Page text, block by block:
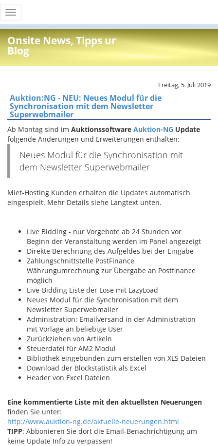
Toggle
navigation
Onsite News, Tipps und Info
Blog
Freitag, 5. Juli 2019
Auktion:NG - NEU: Neues Modul für die
Synchronisation mit dem Newsletter
Superwebmailer
Ab Montag sind im Auktionssoftware Auktion-NG Update
folgende Änderungen und Erweiterungen enthalten:
Neues Modul für die Synchronisation mit
dem Newsletter Superwebmailer
Miet-Hosting Kunden erhalten die Updates automatisch
eingespielt. Mehr Details siehe Langtext unten.
Live Bidding - nur Vorgebote ab 24 Stunden vor
Beginn der Veranstaltung werden im Panel angezeigt
Direkte Berechnung des Aufgeldes bei der Eingabe
Zahlungschnittstelle PostFinance
Währungumrechnung zur Übergabe an Postfinance
möglich
Live-Bidding Liste der Lose mit LazyLoad
Neues Modul für die Synchronisation mit dem
Newsletter Superwebmailer
Administration: Emailversand in der Administration
mit Vorlage an beliebige User
Zurückziehen von Artikeln
Steuerdatei für AM2 Modul
Bibliothek eingebunden zum erstellen von XLS Dateien
Download der Blockstatistik als Excel
Header von Excel Dateien
Eine kommentierte Liste mit den aktuellsten Neuerungen
finden Sie unter:
http://www.auktion-ng.de/aktuelle-neuerungen.html
TIPP: Abbonieren Sie dort die Email-Benachrichtigung um
keine Update Info zu verpassen!